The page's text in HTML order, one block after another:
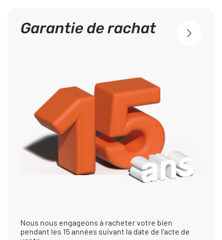
Garantie de rachat
Nous nous engageons à racheter votre bien
pendant les 15 années suivant la date de l’acte de